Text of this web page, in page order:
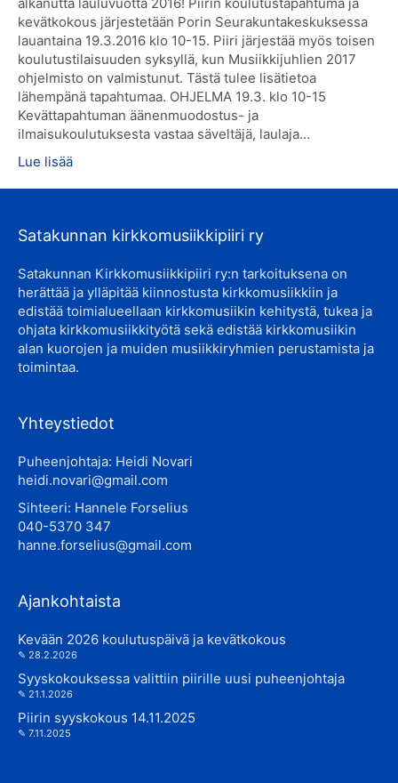
kevätkokous järjestetään Porin Seurakuntakeskuksessa
lauantaina 19.3.2016 klo 10-15. Piiri järjestää myös toisen
koulutustilaisuuden syksyllä, kun Musiikkijuhlien 2017
ohjelmisto on valmistunut. Tästä tulee lisätietoa
lähempänä tapahtumaa. OHJELMA 19.3. klo 10-15
Kevättapahtuman äänenmuodostus- ja
ilmaisukoulutuksesta vastaa säveltäjä, laulaja…
Lue lisää
Satakunnan kirkkomusiikkipiiri ry
Satakunnan Kirkkomusiikkipiiri ry:n tarkoituksena on
herättää ja ylläpitää kiinnostusta kirkkomusiikkiin ja
edistää toimialueellaan kirkkomusiikin kehitystä, tukea ja
ohjata kirkkomusiikkityötä sekä edistää kirkkomusiikin
alan kuorojen ja muiden musiikkiryhmien perustamista ja
toimintaa.
Yhteystiedot
Puheenjohtaja: Heidi Novari
heidi.novari@gmail.com
Sihteeri: Hannele Forselius
040-5370 347
hanne.forselius@gmail.com
Ajankohtaista
Kevään 2026 koulutuspäivä ja kevätkokous
28.2.2026
Syyskokouksessa valittiin piirille uusi puheenjohtaja
21.1.2026
Piirin syyskokous 14.11.2025
7.11.2025